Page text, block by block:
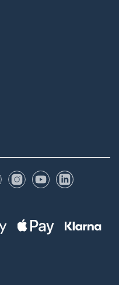
FacebookInstagram
YouTubeLinkedIn